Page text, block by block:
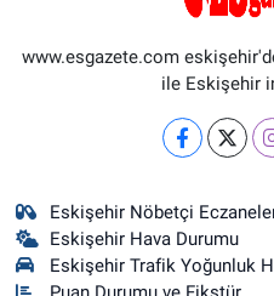
www.esgazete.com
ile Eskişehir
Eskişehir Nöbetçi
Eskişehir Hava Durumu
Eskişehir Trafik Yoğunluk